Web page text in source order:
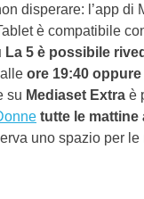
disperare: l’app di
è compatibile
La 5 è possibile
ore 19:40
su Mediaset Extra è
tutte le mattine
uno spazio per le